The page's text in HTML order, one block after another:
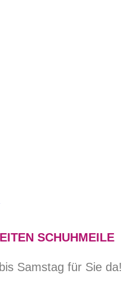
SCHUHMEILE
Samstag für Sie da!